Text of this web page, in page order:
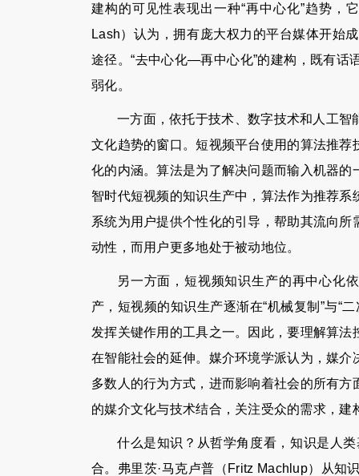
建构的可见性表现出一种“再中心化”趋势，
Lash）认为，拥有庞大权力的平台媒体开始
途径。“去中心化—再中心化”的建构，既有话
弱化。
一方面，依托于技术、数字技术和人工
文化趋势的窗口。短视频平台使用的算法推
化的内涵。算法是为了解决问题而输入机器
智时代短视频的知识生产中，算法作为推荐
系统为用户提供个性化的引导，帮助其流向
动性，而用户更多地处于被动地位。
另一方面，短视频知识生产的再中心化
产，短视频的知识生产逐渐在“机械复制”与“
发挥关键作用的工具之一。因此，要理解算
在智能社会的延伸。媒介环境学派认为，媒
多数人的行为方式，进而影响着社会的所有
的媒介文化与技术结合，关注受众的需求，
什么是知识？从哲学角度看，知识是人
合。弗里茨·马克卢普（Fritz Machlup）从知